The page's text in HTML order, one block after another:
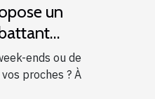
un
en-
ends ou de
proches ? À